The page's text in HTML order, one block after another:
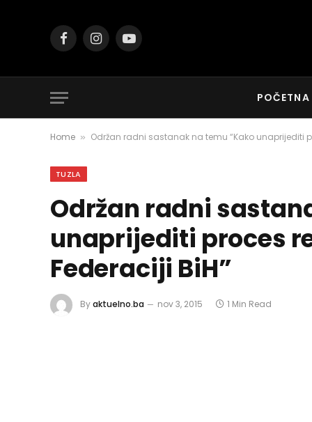
FacebookInstagramYouTube
POČETNA
Home » Održan radni sastanak na temu “Kako unaprijediti
TUZLA
Održan radni
unaprijediti proces
Federaciji BiH”
Byaktuelno.ba nov 3, 2015 1 Min Read